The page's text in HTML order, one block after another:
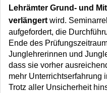
Lehrämter Grund- und
verlängert wird.
aufgefordert, die
Ende des
Junglehrerinnen und
dass sie vorher
mehr Unterrichtserfahrung
Trotz aller Unsicherheit